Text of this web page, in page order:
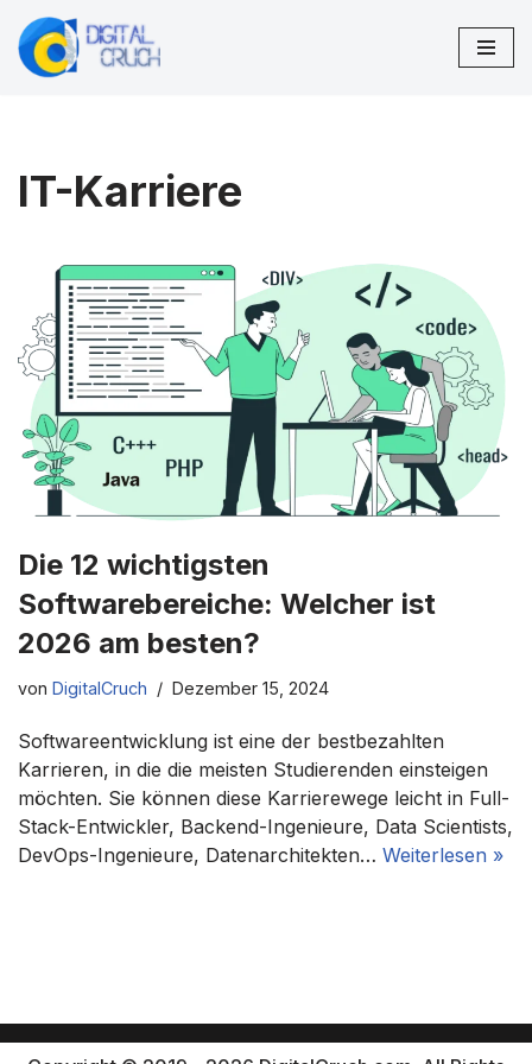
Zum
IT-Karriere
Die 12 wichtigsten
Softwarebereiche: Welcher ist
2026 am besten?
von DigitalCruch Dezember 15, 2024
Softwareentwicklung ist eine der bestbezahlten
Karrieren, in die die meisten Studierenden einsteigen
möchten. Sie können diese Karrierewege leicht in Full-
Stack-Entwickler, Backend-Ingenieure, Data Scientists,
DevOps-Ingenieure, Datenarchitekten… Weiterlesen »